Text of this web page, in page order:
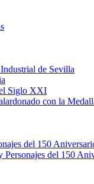
de Sevilla
Siglo XXI
con la
del 150
Personajes del 150